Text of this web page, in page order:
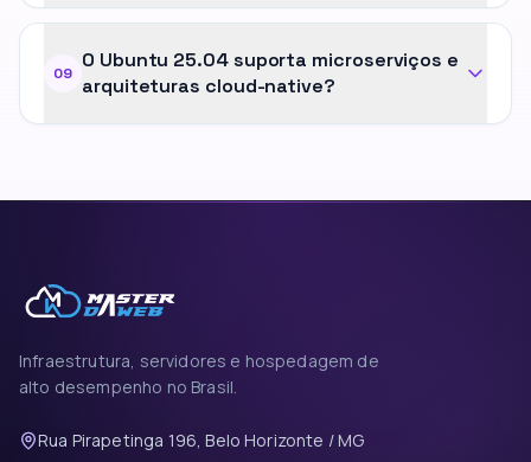
09
O Ubuntu 25.04 suporta microserviços e
arquiteturas cloud-native?
Infraestrutura, servidores e hospedagem de
alto desempenho no Brasil.
Rua Pirapetinga 196, Belo Horizonte / MG